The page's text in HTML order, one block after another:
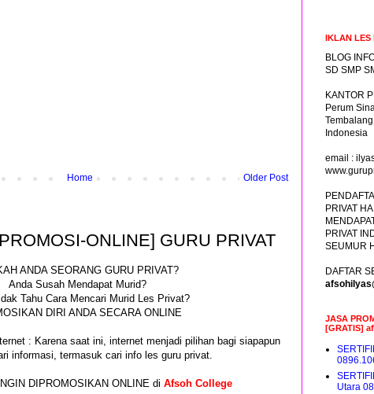
Older Post
Home
ONLINE] GURU PRIVAT
ANDA SEORANG GURU PRIVAT?
Anda Susah Mendapat Murid?
Tahu Cara Mencari Murid Les Privat?
DIRI ANDA SECARA ONLINE
: Karena saat ini, internet menjadi pilihan bagi siapapun
informasi, termasuk cari info les guru privat.
DIPROMOSIKAN ONLINE di Afsoh College
IKLAN LES
BLOG
SD SMP
KANTOR
Perum
Indonesia
email :
PRIVAT
PRIVAT
SEUMUR
DAFTAR
JASA
[GRATIS]
Utara